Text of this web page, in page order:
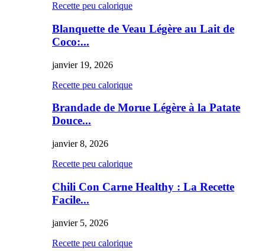
Recette peu calorique
Blanquette de Veau Légère au Lait de
Coco:...
janvier 19, 2026
Recette peu calorique
Brandade de Morue Légère à la Patate
Douce...
janvier 8, 2026
Recette peu calorique
Chili Con Carne Healthy : La Recette
Facile...
janvier 5, 2026
Recette peu calorique